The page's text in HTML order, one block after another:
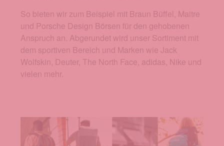
So bieten wir zum Beispiel mit Braun Büffel, Maitre
und Porsche Design Börsen für den gehobenen
Anspruch an. Abgerundet wird unser Sortiment mit
dem sportiven Bereich und Marken wie Jack
Wolfskin, Deuter, The North Face, adidas, Nike und
vielen mehr.